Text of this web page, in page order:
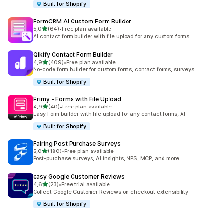
Built for Shopify
FormCRM AI Custom Form Builder
5,0de 5 estrelas
(64)
64 total de avaliações
•Free plan available
AI contact form builder with file upload for any custom forms
Qikify Contact Form Builder
4,9de 5 estrelas
(409)
409 total de avaliações
•Free plan available
No-code form builder for custom forms, contact forms, surveys
Built for Shopify
Primy ‑ Forms with File Upload
4,9de 5 estrelas
(40)
40 total de avaliações
•Free plan available
Easy Form builder with file upload for any contact forms, AI
Built for Shopify
Fairing Post Purchase Surveys
5,0de 5 estrelas
(180)
180 total de avaliações
•Free plan available
Post-purchase surveys, AI insights, NPS, MCP, and more.
easy Google Customer Reviews
4,6de 5 estrelas
(23)
23 total de avaliações
•Free trial available
Collect Google Customer Reviews on checkout extensibility
Built for Shopify